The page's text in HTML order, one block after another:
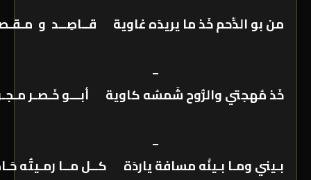
من بو الدِّحم خَذ ما يريدَه غاوية قــاصِــد و
_
خَذ مُهجتي والرُّوح شَمسُه كاوية أبـــو خَـصـر
_
بـيني ومـا بـينُه مسافة ياردَة كــل مــا رمـيتُه